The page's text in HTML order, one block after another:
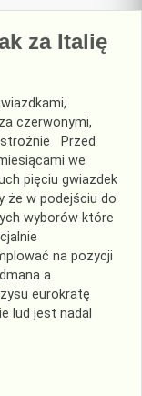
wschód
za Italię
czerwonymi,
Przed
we
pięciu gwiazdek
że w podejściu do
wyborów które
na pozycji
a
eurokratę
lud jest nadal